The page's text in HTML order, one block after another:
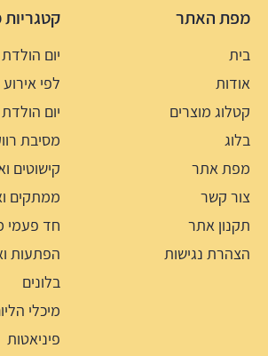
מפת האתר
בית
אודות
קטלוג מוצרים
בלוג
מפת אתר
צור קשר
תקנון אתר
הצהרת נגישות
קטגריות
יום
לפי אירוע
יום
מסיבת
קישוטים
ממתקים
חד פעמי
הפתעות
בלונים
מיכלי
פיניאטות